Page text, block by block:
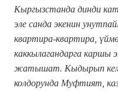
Кыргызстанда динди
эле санда экенин
квартира-квартира,
каккылагандарга каршы
жатышат. Кыдырып
колдорунда Муфтият,